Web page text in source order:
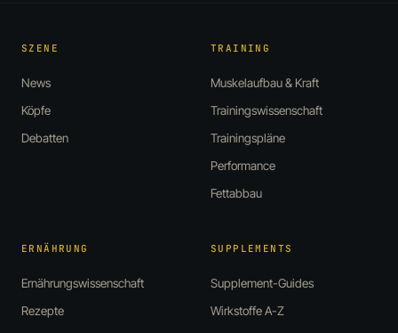
SZENE
News
Köpfe
Debatten
TRAINING
Muskelaufbau & Kraft
Trainingswissenschaft
Trainingspläne
Performance
Fettabbau
ERNÄHRUNG
Ernährungswissenschaft
Rezepte
SUPPLEMENTS
Supplement-Guides
Wirkstoffe A-Z